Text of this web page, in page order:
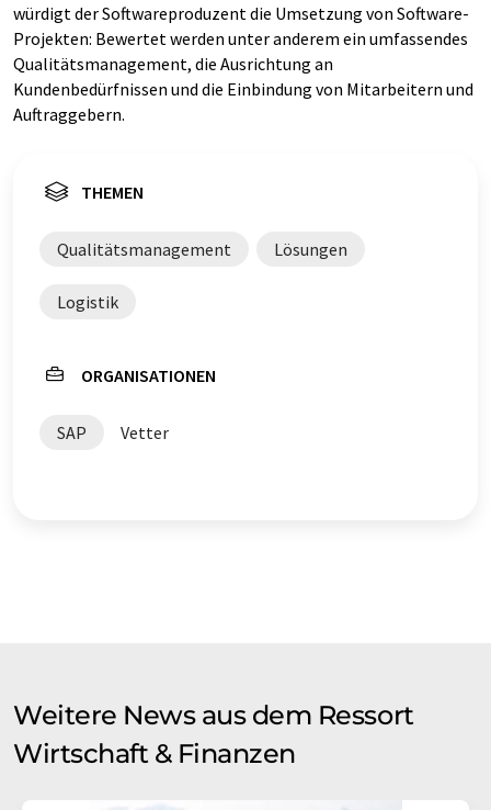
würdigt der Softwareproduzent die Umsetzung von Software-
Projekten: Bewertet werden unter anderem ein umfassendes
Qualitätsmanagement, die Ausrichtung an
Kundenbedürfnissen und die Einbindung von Mitarbeitern und
Auftraggebern.
THEMEN
Qualitätsmanagement Lösungen
Logistik
ORGANISATIONEN
SAP Vetter
Weitere News aus dem Ressort
Wirtschaft & Finanzen